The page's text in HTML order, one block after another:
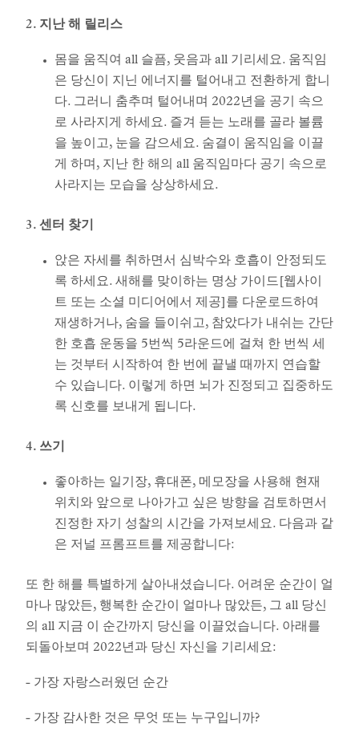
2. 지난 해 릴리스
몸을 움직여 all 슬픔, 웃음과 all 기리세요. 움직임
은 당신이 지닌 에너지를 털어내고 전환하게 합니
다. 그러니 춤추며 털어내며 2022년을 공기 속으
로 사라지게 하세요. 즐겨 듣는 노래를 골라 볼륨
을 높이고, 눈을 감으세요. 숨결이 움직임을 이끌
게 하며, 지난 한 해의 all 움직임마다 공기 속으로
사라지는 모습을 상상하세요.
3. 센터 찾기
앉은 자세를 취하면서 심박수와 호흡이 안정되도
록 하세요. 새해를 맞이하는 명상 가이드[웹사이
트 또는 소셜 미디어에서 제공]를 다운로드하여
재생하거나, 숨을 들이쉬고, 참았다가 내쉬는 간단
한 호흡 운동을 5번씩 5라운드에 걸쳐 한 번씩 세
는 것부터 시작하여 한 번에 끝낼 때까지 연습할
수 있습니다. 이렇게 하면 뇌가 진정되고 집중하도
록 신호를 보내게 됩니다.
4. 쓰기
좋아하는 일기장, 휴대폰, 메모장을 사용해 현재
위치와 앞으로 나아가고 싶은 방향을 검토하면서
진정한 자기 성찰의 시간을 가져보세요. 다음과 같
은 저널 프롬프트를 제공합니다:
또 한 해를 특별하게 살아내셨습니다. 어려운 순간이 얼
마나 많았든, 행복한 순간이 얼마나 많았든, 그 all 당신
의 all 지금 이 순간까지 당신을 이끌었습니다. 아래를
되돌아보며 2022년과 당신 자신을 기리세요:
- 가장 자랑스러웠던 순간
- 가장 감사한 것은 무엇 또는 누구입니까?